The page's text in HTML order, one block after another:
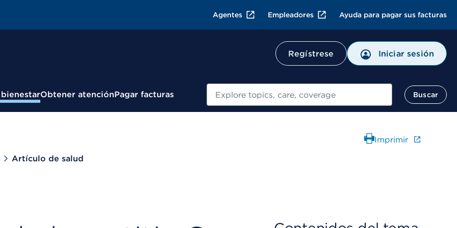
Agentes Empleadores Ayuda para pagar sus facturas
Regístrese Iniciar sesión
Obtener atenciónPagar facturas Buscar
Artículo de salud
Imprimir